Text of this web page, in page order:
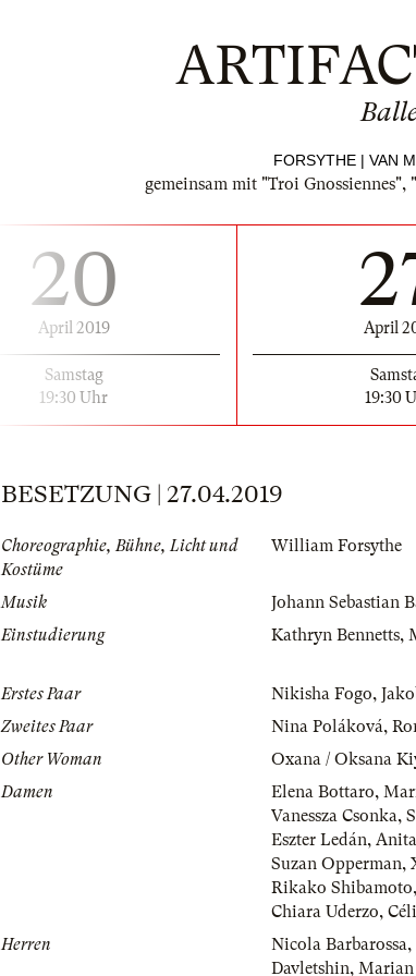
FORSYTHE | VAN
gemeinsam mit "Troi
20
April 2019
Samstag
19:30 Uhr
April
19:30
BESETZUNG | 27.04.2019
Choreographie, Bühne, Licht und
Kostüme
William Forsythe
Musik Johann Sebastian
Einstudierung
Kathryn Bennetts,
Erstes Paar Nikisha Fogo,
Zweites Paar
Nina Poláková,
Other Woman
Oxana / Oksana
Damen
Elena Bottaro,
Vanessza Csonka,
Eszter Ledán,
Suzan Opperman,
Rikako Shibamoto,
Chiara Uderzo,
Herren
Nicola Barbarossa,
Davletshin,